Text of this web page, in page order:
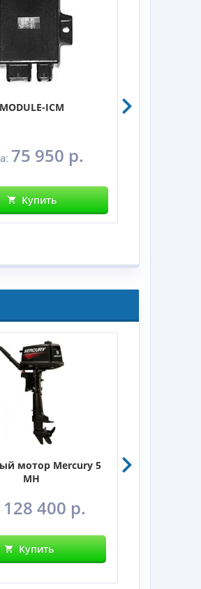
MODULE-ICM
75 950 р.
Купить
мотор Mercury 5
MH
128 400 р.
Купить